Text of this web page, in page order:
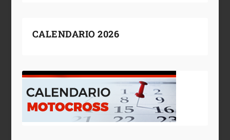
CALENDARIO 2026